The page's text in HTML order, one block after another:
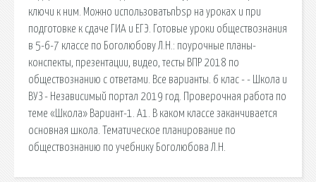
ключи к ним. Можно использоватьnbsp на уроках и при
подготовке к сдаче ГИА и ЕГЭ. Готовые уроки обществознания
в 5-6-7 классе по Боголюбову Л.Н.: поурочные планы-
конспекты, презентации, видео, тесты ВПР 2018 по
обществознанию с ответами. Все варианты. 6 клас - - Школа и
ВУЗ - Независимый портал 2019 год. Проверочная работа по
теме «Школа» Вариант-1. А1. В каком классе заканчивается
основная школа. Тематическое планирование по
обществознанию по учебнику Боголюбова Л.Н.